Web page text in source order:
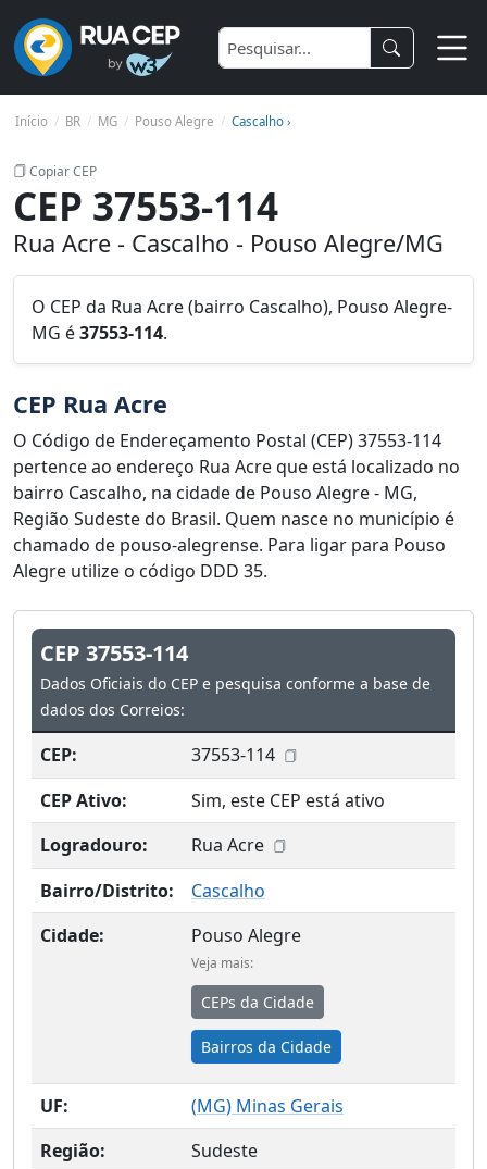
Início BR MG Pouso Alegre Cascalho ›
Copiar CEP
CEP 37553-114
Rua Acre - Cascalho - Pouso Alegre/MG
O CEP da Rua Acre (bairro Cascalho), Pouso Alegre-
MG é37553-114.
CEP Rua Acre
O Código de Endereçamento Postal (CEP) 37553-114
pertence ao endereço Rua Acre que está localizado no
bairro Cascalho, na cidade de Pouso Alegre - MG,
Região Sudeste do Brasil. Quem nasce no município é
chamado de pouso-alegrense. Para ligar para Pouso
Alegre utilize o código DDD 35.
CEP 37553-114
Dados Oficiais do CEP e pesquisa conforme a base de
dados dos Correios:
CEP:
37553-114
CEP Ativo:
Sim, este CEP está ativo
Logradouro:
Rua Acre
Bairro/Distrito:
Cascalho
Cidade:
Pouso Alegre
Veja mais:
CEPs da Cidade
Bairros da Cidade
UF: (MG) Minas Gerais
Região:
Sudeste